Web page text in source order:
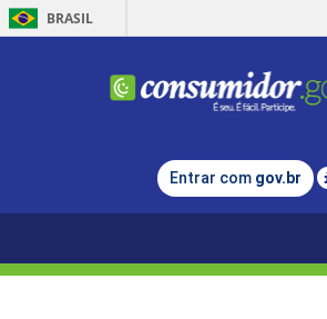
BRASIL
Entrar com gov.br